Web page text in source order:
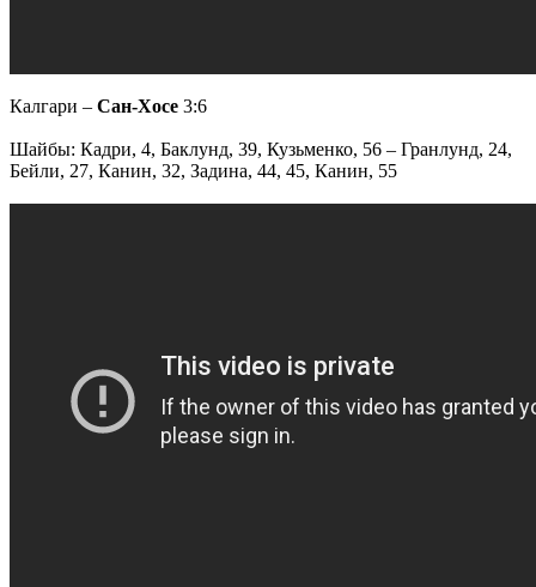
Калгари – Сан-Хосе 3:6
Шайбы: Кадри, 4, Баклунд, 39, Кузьменко, 56 – Гранлунд, 24,
Бейли, 27, Канин, 32, Задина, 44, 45, Канин, 55